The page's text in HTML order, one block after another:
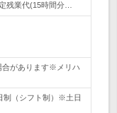
残業代(15時間分…
合があります※メリハ
制（シフト制）※土日